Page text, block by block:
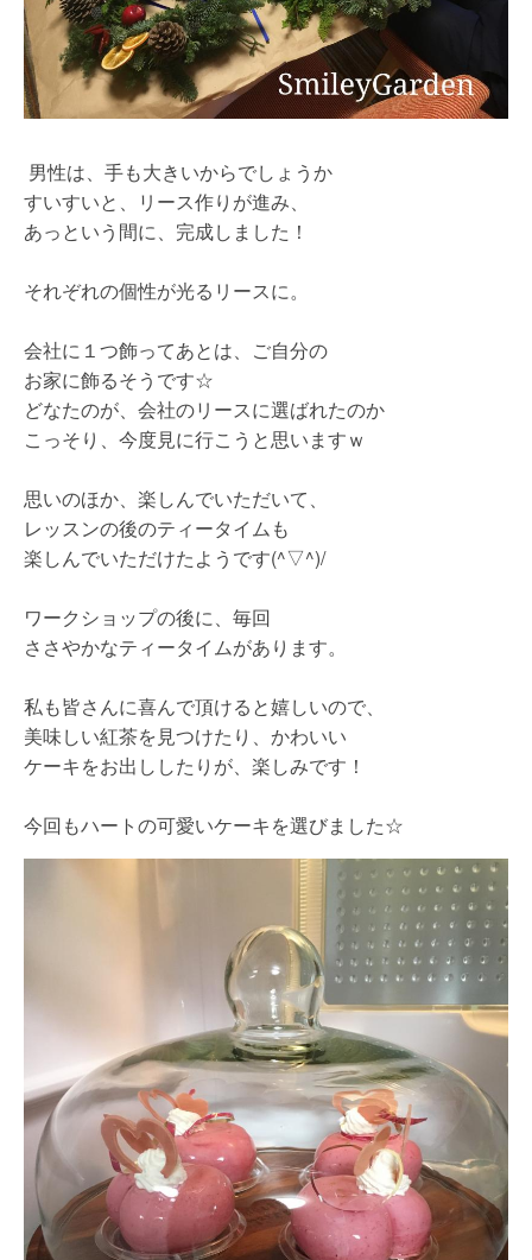
男性は、手も大きいからでしょうか
すいすいと、リース作りが進み、
あっという間に、完成しました！
それぞれの個性が光るリースに。
会社に１つ飾ってあとは、ご自分の
お家に飾るそうです☆
どなたのが、会社のリースに選ばれたのか
こっそり、今度見に行こうと思いますｗ
思いのほか、楽しんでいただいて、
レッスンの後のティータイムも
楽しんでいただけたようです(^▽^)/
ワークショップの後に、毎回
ささやかなティータイムがあります。
私も皆さんに喜んで頂けると嬉しいので、
美味しい紅茶を見つけたり、かわいい
ケーキをお出ししたりが、楽しみです！
今回もハートの可愛いケーキを選びました☆